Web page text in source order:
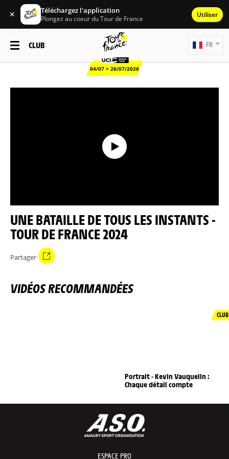
✕ Téléchargez l'application
Plongez au coeur du Tour de France Utiliser
CLUB
04/07 > 26/07/2026
FR
UNE BATAILLE DE TOUS LES INSTANTS -
TOUR DE FRANCE 2024
Partager
VIDÉOS RECOMMANDÉES
CLUB
Portrait - Kevin Vauquelin :
Chaque détail compte
ESPACE PRO